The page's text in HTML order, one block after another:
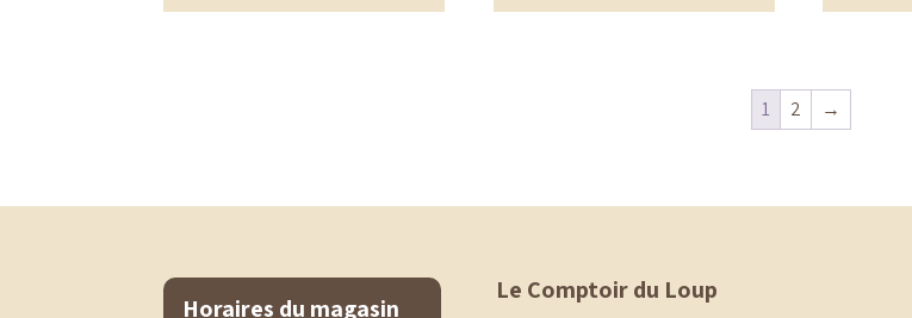
1 2 →
Horaires du magasin
Le Comptoir du Loup